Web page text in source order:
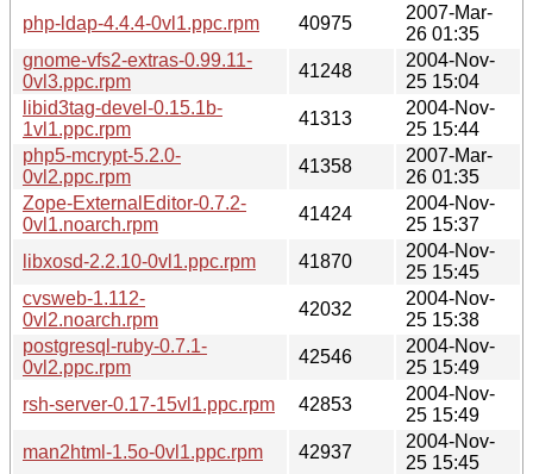
php-ldap-4.4.4-0vl1.ppc.rpm
40975
2007-Mar-
26 01:35
gnome-vfs2-extras-0.99.11-
0vl3.ppc.rpm
41248
2004-Nov-
25 15:04
libid3tag-devel-0.15.1b-
1vl1.ppc.rpm
41313
2004-Nov-
25 15:44
php5-mcrypt-5.2.0-
0vl2.ppc.rpm
41358
2007-Mar-
26 01:35
Zope-ExternalEditor-0.7.2-
0vl1.noarch.rpm
41424
2004-Nov-
25 15:37
libxosd-2.2.10-0vl1.ppc.rpm
41870
2004-Nov-
25 15:45
cvsweb-1.112-
0vl2.noarch.rpm
42032
2004-Nov-
25 15:38
postgresql-ruby-0.7.1-
0vl2.ppc.rpm
42546
2004-Nov-
25 15:49
rsh-server-0.17-15vl1.ppc.rpm
42853
2004-Nov-
25 15:49
man2html-1.5o-0vl1.ppc.rpm
42937
2004-Nov-
25 15:45